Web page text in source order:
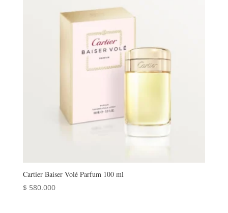
Cartier Baiser Volé Parfum 100 ml
$ 580.000